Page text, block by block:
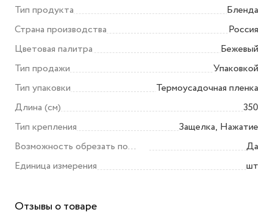
Тип продукта
Бленда
Страна производства
Россия
Цветовая палитра
Бежевый
Тип продажи
Упаковкой
Тип упаковки
Термоусадочная пленка
Длина (см)
350
Тип крепления
Защелка, Нажатие
Возможность обрезать по
размеру
Да
Единица измерения
шт
Отзывы о товаре